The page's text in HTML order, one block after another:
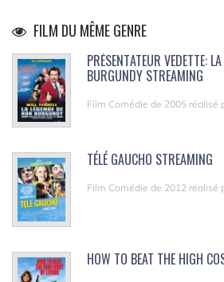
FILM DU MÊME GENRE
PRÉSENTATEUR VEDETTE:
BURGUNDY STREAMING
Film Comédie de 2005 réalisé
TÉLÉ GAUCHO STREAMING
Film Comédie de 2012 réalisé
HOW TO BEAT THE HIGH